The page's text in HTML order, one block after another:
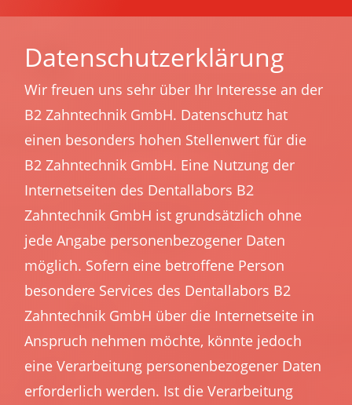
Datenschutzerklärung
Wir freuen uns sehr über Ihr Interesse an der
B2 Zahntechnik GmbH. Datenschutz hat
einen besonders hohen Stellenwert für die
B2 Zahntechnik GmbH. Eine Nutzung der
Internetseiten des Dentallabors B2
Zahntechnik GmbH ist grundsätzlich ohne
jede Angabe personenbezogener Daten
möglich. Sofern eine betroffene Person
besondere Services des Dentallabors B2
Zahntechnik GmbH über die Internetseite in
Anspruch nehmen möchte, könnte jedoch
eine Verarbeitung personenbezogener Daten
erforderlich werden. Ist die Verarbeitung